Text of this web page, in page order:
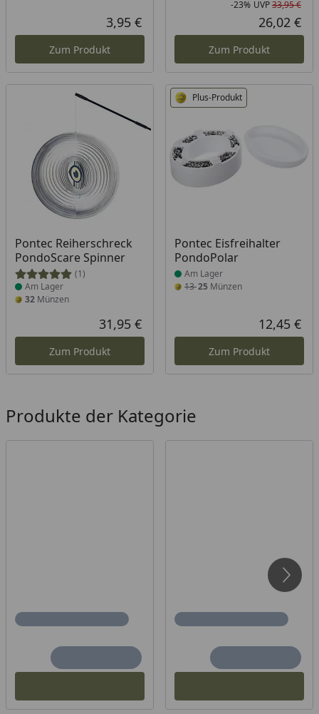
Aktueller Preis
3,95 €
Zum Produkt
-23% UVP33,95 €
26,02 €
Zum Produkt
Pontec Reiherschreck
PondoScare Spinner
(1)
Produkt am Lager
Am Lager
32 Münzen
Aktueller Preis
31,95 €
Zum Produkt
Plus-Produkt
Pontec Eisfreihalter
PondoPolar
Produkt am Lager
Am Lager
1325 Münzen
12,45 €
Zum Produkt
Produkte der Kategorie